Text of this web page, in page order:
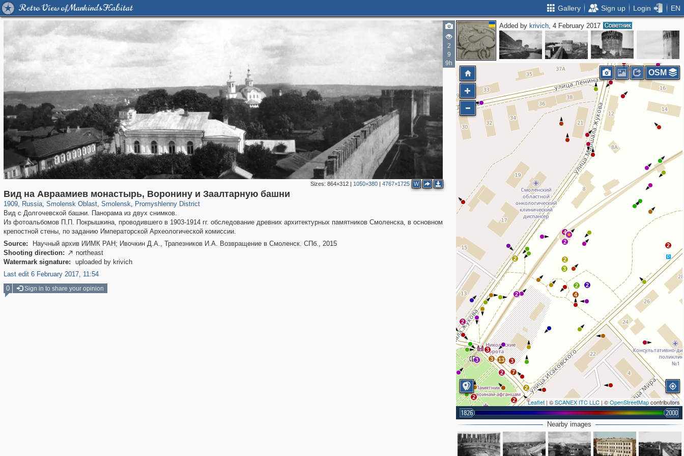
Retro View of Mankind's Habitat Gallery Sign up Login EN
2
9
9h
Sizes: 864×312| 1050×380| 4767×1725 W
Вид на Авраамиев монастырь, Воронину и Заалтарную башни
1909, Russia
1,407,361 29,248
, Smolensk Oblast
8,981 275
, Smolensk
6,192 204
, Promyshlenny District
2,246 69
Вид с Долгочевской башни. Панорама из двух снимков.
Из фотоальбомов П.П. Покрышкина, проводившего в 1903-1914 гг. обследование древних архитектурных памятников Смоленска, в основном
крепостной стены, по заданию Императорской Археологической комиссии.
Source:
Научный архив ИИМК РАН; Ивочкин Д.А., Трапезников И.А. Возвращение в Смоленск. СПб., 2015
Shooting direction:  northeast
Watermark signature:
uploaded by krivich
Last edit 6 February 2017, 11:54
Added by krivich, 4 February 2017
2
2
4
2
2
2
3
4
2
2
2
2
3 13
3
3
2
3
7
2
2
2
2
2
Leaflet | ©SCANEX ITC LLC | ©OpenStreetMapcontributors
1826 2000
OSM
Nearby images
0 Sign in to share your opinion